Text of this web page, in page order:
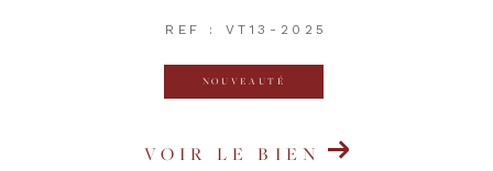
REF : VT13-2025
NOUVEAUTÉ
VOIR LE BIEN